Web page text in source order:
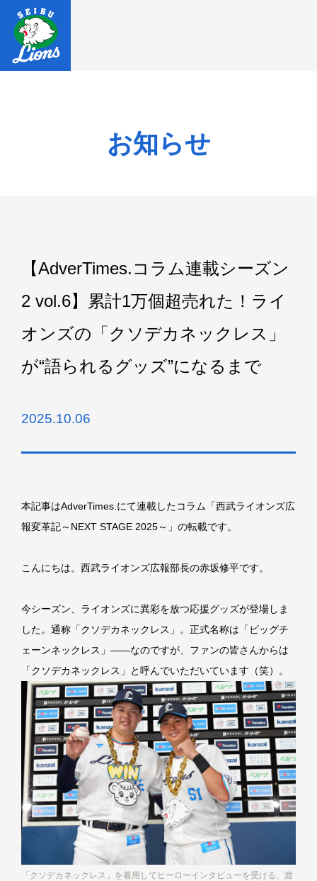
お知らせ
【AdverTimes.コラム連載シーズン
2 vol.6】累計1万個超売れた！ライ
オンズの「クソデカネックレス」
が“語られるグッズ”になるまで
2025.10.06
本記事はAdverTimes.にて連載したコラム「西武ライオンズ広
報変革記～NEXT STAGE 2025～」の転載です。
こんにちは。西武ライオンズ広報部長の赤坂修平です。
今シーズン、ライオンズに異彩を放つ応援グッズが登場しま
した。通称「クソデカネックレス」。正式名称は「ビッグチ
ェーンネックレス」――なのですが、ファンの皆さんからは
「クソデカネックレス」と呼んでいただいています（笑）。
「クソデカネックレス」を着用してヒーローインタビューを受ける、渡